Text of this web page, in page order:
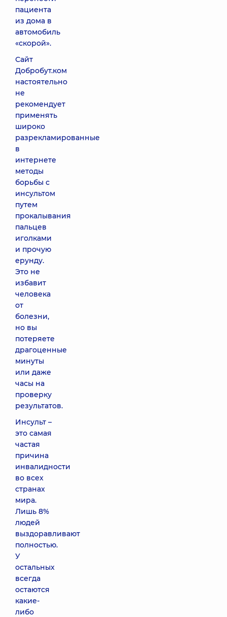
пациента
из дома в
автомобиль
«скорой».
Сайт
Добробут.ком
настоятельно
не
рекомендует
применять
широко
разрекламированные
в
интернете
методы
борьбы с
инсультом
путем
прокалывания
пальцев
иголками
и прочую
ерунду.
Это не
избавит
человека
от
болезни,
но вы
потеряете
драгоценные
минуты
или даже
часы на
проверку
результатов.
Инсульт –
это самая
частая
причина
инвалидности
во всех
странах
мира.
Лишь 8%
людей
выздоравливают
полностью.
У
остальных
всегда
остаются
какие-
либо